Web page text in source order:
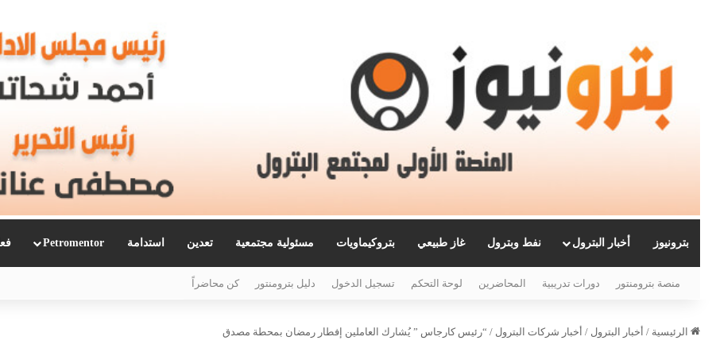
بترونيوز أخبار البترول نفط وبترول غاز طبيعي بتروكيماويات مسئولية مجتمعية تعدين استدامة Petromentor
منصة بترومنتور دورات تدريبية المحاضرين لوحة التحكم تسجيل الدخول دليل بترومنتور كن محاضراً
الرئيسية / أخبار البترول / أخبار شركات البترول / “رئيس كارجاس ” يُشارك العاملين إفطار رمضان بمحطة مصدق